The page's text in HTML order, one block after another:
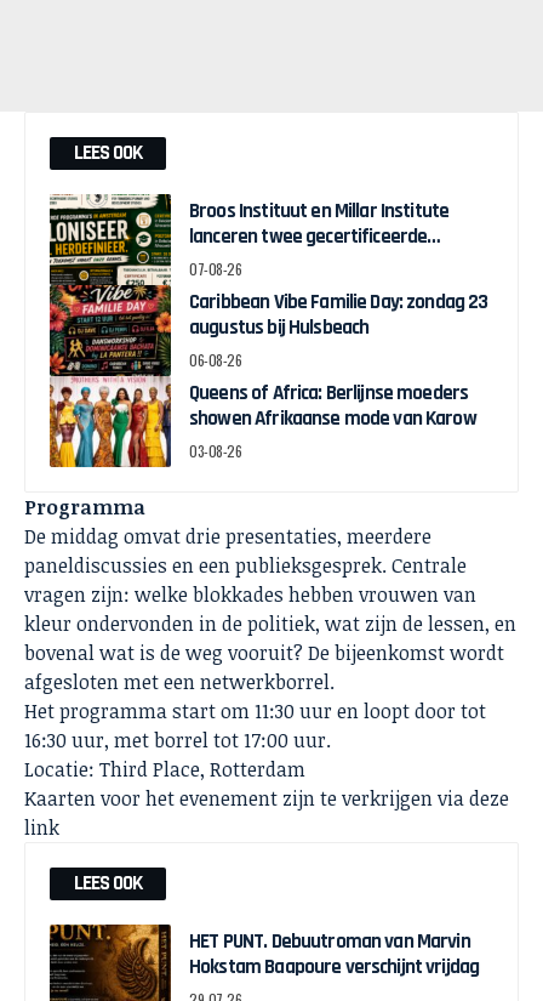
LEES OOK
Broos Instituut en Millar Institute
lanceren twee gecertificeerde
Afrocentrische opleidingen in
Amsterdam
07-08-26
Caribbean Vibe Familie Day: zondag 23
augustus bij Hulsbeach
06-08-26
Queens of Africa: Berlijnse moeders
showen Afrikaanse mode van Karow
03-08-26
Programma
De middag omvat drie presentaties, meerdere
paneldiscussies en een publieksgesprek. Centrale
vragen zijn: welke blokkades hebben vrouwen van
kleur ondervonden in de politiek, wat zijn de lessen, en
bovenal wat is de weg vooruit? De bijeenkomst wordt
afgesloten met een netwerkborrel.
Het programma start om 11:30 uur en loopt door tot
16:30 uur, met borrel tot 17:00 uur.
Locatie: Third Place, Rotterdam
Kaarten voor het evenement zijn te verkrijgen viadeze
link
LEES OOK
HET PUNT. Debuutroman van Marvin
Hokstam Baapoure verschijnt vrijdag